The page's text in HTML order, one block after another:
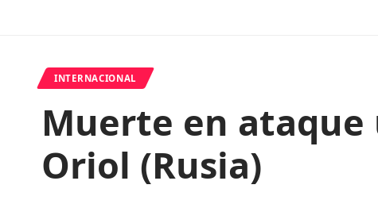
INTERNACIONAL
Muerte en
Oriol (Rusia)